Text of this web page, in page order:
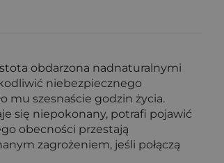
obdarzona nadnaturalnymi
niebezpiecznego
mu szesnaście godzin życia.
się niepokonany, potrafi pojawić
obecności przestają
zagrożeniem, jeśli połączą